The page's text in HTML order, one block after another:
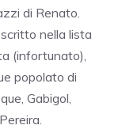
di Renato.
nella lista
(infortunato),
popolato di
Gabigol,